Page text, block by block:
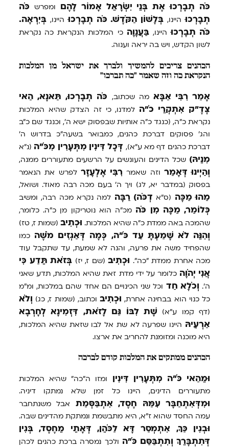
כֹּה תְבָרְכוּ אֶת בְּנֵי יִשְׂרָאֵל אָמוֹר לָהֶם ומפרש כֹּה
תְבָרְכוּהיינו, בְּלָשׁוֹן הַקֹּדֶשׁ. כֹּה תְבָרְכוּהיינו, בְּיִרְאָה.
כֹּה תְבָרְכוּהיינו,בַּעֲנָוָה כי המלכות הנקראת כה נקראת
לשון הקדש, ויש בה יראה וענוה.
הכהנים צריכים להמשיך ולברך את ישראל מן המלכות
הנקראת כה וזה שאמר "כה תברכו"
אָמַר רִבִּי אַבָּא מה שכתוב, כֹּה תְבָרְכוּ, תַּאנָא, הַאי
צֶדֶ"ק אִתְקְרֵי כֹ"ה למדנו, כי זה הצדק שהיא המלכות
נקראת כ"ה, (כנגד כ"ה אותיות שבפסוק ישא ה', וכנגד שם כ"ב
והג' פסוקים דברכת כהנים, כמבואר בשעה"כ בדרוש ה'
דברכת כהנים דף מא ע"א), דְּכָל דִּינִין מִתְּעָרִין מִכֹּ"ה (נ"א
מִנֵיהּ) שכל הדינים והעונשים על הרשעים מתעוררים ממנה,
וְהַיְינוּ דְּאָמַר וזה שאמר רִבִּי אֶלְעָזָר לפרש את הנאמר
בפסוק (במדבר יא, לג) ויך ה' בעם מכה רבה מאוד. ושואל,
מַהוּ מַכָּה (ס"א דְכֹּה) רַבָּה למה נקרא מכה רבה, ומשיב
כְּלוֹמַר, מַכָּה מִן כֹּה מכ"ה הוא נוטריקון מן כ"ה. כלומר,
שהמכה באה ממדת כ"ה שהיא המלכות. וּכְתִיב (שמות ז, טז)
וְהִנֵּה לֹא שָׁמַעְתָּ עַד כֹּ"ה, כְּמָה דְּאַגְזִים מֹשֶׁה כמו
שהפחיד משה את פרעה, והנה לא שמעת, עד שתקבל עוד
מכה אחרת ממדת "כה". וּכְתִיב (שם ז, יז) בְּזֹאת תֵּדַע כִּי
אֲנִי יְהֹוָה כלומר על ידי מדת זאת שהיא המלכות, תדע שאני
ה'. וְכֹלָא חַד וכל שני הכינויים הם אחד שהם במלכות, ומ"מ
כל כנוי הוא בבחינה אחרת, וּכְתִיב וכתוב, (שמות ז, כג) וְלֹא
(דף קמו ע"א) שָׁת לִבּוֹ גַּם לָזֹאת, דִּזְמִינָא לְחָרְבָא
אַרְעֵיהּ היינו שפרעה לא שת אל לבו שזאת שהיא המלכות,
היא מוכנה ומזומנת להחריב את ארצו.
הכהנים ממתקים את המלכות קודם לברכה
וּמֵהַאי כֹּ"ה מִתְּעָרִין דִּינִין ומזו ה"כה" שהיא המלכות
מתעוררים הדינים, היינו כל זמן שלא נמתקו דיניה.
וּמִדְּאִתְחַבָּר עִמַּהּ חֶסֶד, אִתְבַּסְּמַת אבל משנתחבר
עמה החסד שהוא ז"א, היא מתבשמת ונמתקת מהדינים שבה.
וּבְגִין כַּךְ, אִתְמְסַר דָּא לַכֹּהֵן, דְּאָתֵי מֵחֶסֶד, בְּגִין
דְּתִתְבָּרֵךְ וְתִתְבַּסַּם כֹּ"ה ולכך נמסרה ברכת כהנים לכהן